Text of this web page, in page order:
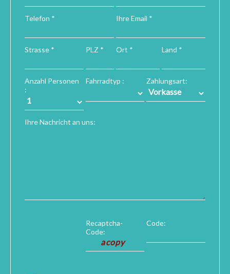
Telefon * Ihre Email *
Strasse * PLZ * Ort * Land *
Anzahl Personen
:
Fahrradtyp : Zahlungsart:
Ihre Nachricht an uns:
Recaptcha-
Code:
Code: